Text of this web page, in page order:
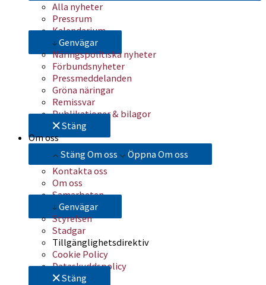
Alla nyheter
Pressrum
Kalendarium
Genvägar
Näringspolitiska nyheter
Förbundsnyheter
Pressmeddelanden
Gröna näringar
Remissvar
Publikationer & bilagor
Stäng
Om oss
Stäng Om oss
Öppna Om oss
Kontakta oss
Om oss
Samarbeten
Genvägar
Styrelsen
Stadgar
Tillgänglighetsdirektiv
Cookie Policy
Dataskyddspolicy
Stäng